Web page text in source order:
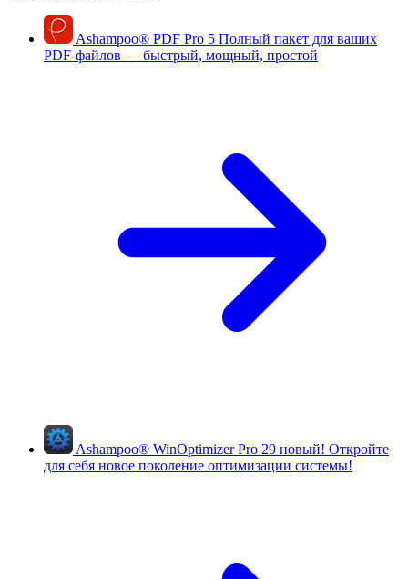
Ashampoo® PDF Pro 5 Полный пакет для ваших
PDF-файлов — быстрый, мощный, простой
Ashampoo® WinOptimizer Pro 29 новый! Откройте
для себя новое поколение оптимизации системы!